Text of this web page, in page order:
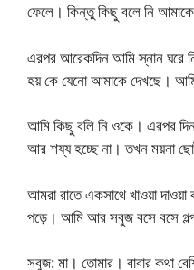
ফেলে। কিন্তু কিছু বলে নি
এরপর আরেকদিন আমি স্নান ঘরে
হয় কে যেনো আমাকে দেখছে। আমি
আমি কিছু বলি নি ওকে। এরপর
আর শয্য হচ্ছে না। তখন ময়না
আমরা রাতে একসাথে খাওয়া দাওয়া
পড়ে। আমি আর সবুজ বসে বসে
সবুজ: মা। তোমার। বাবার কথা